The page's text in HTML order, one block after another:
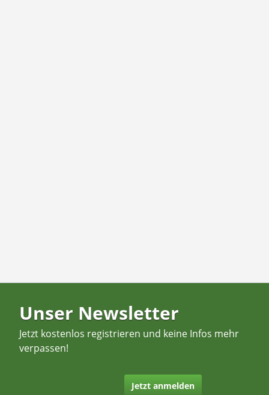
Unser Newsletter
Jetzt kostenlos registrieren und keine Infos mehr
verpassen!
Jetzt anmelden